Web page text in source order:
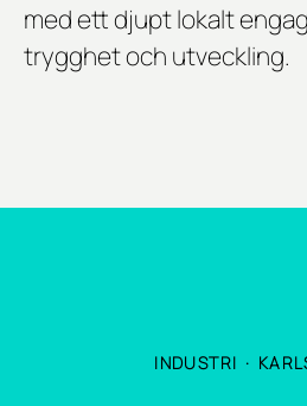
med ett djupt lokalt
trygghet och utveckling.
INDUSTRI ·